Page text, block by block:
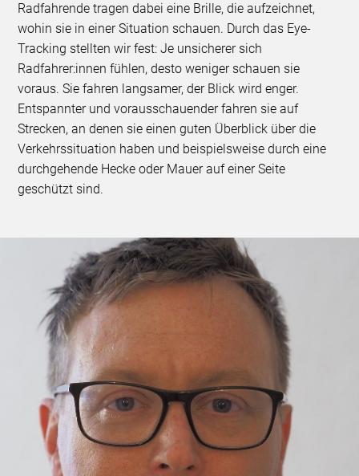
Radfahrende tragen dabei eine Brille, die aufzeichnet,
wohin sie in einer Situation schauen. Durch das Eye-
Tracking stellten wir fest: Je unsicherer sich
Radfahrer:innen fühlen, desto weniger schauen sie
voraus. Sie fahren langsamer, der Blick wird enger.
Entspannter und vorausschauender fahren sie auf
Strecken, an denen sie einen guten Überblick über die
Verkehrssituation haben und beispielsweise durch eine
durchgehende Hecke oder Mauer auf einer Seite
geschützt sind.